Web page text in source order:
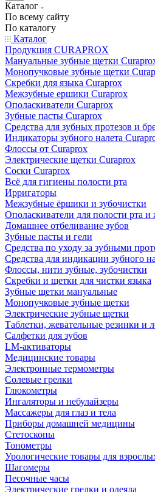
Каталог
По всему сайту
По каталогу
Каталог
Продукция CURAPROX
Мануальные зубные щетки
Монопучковые зубные щетки
Скребки для языка Curaprox
Межзубные ершики Curaprox
Ополаскиватели Curaprox
Зубные пасты Curaprox
Средства для зубных протезов и
Индикаторы зубного налета
Флоссы от Curaprox
Электрические щетки Curaprox
Соски Curaprox
Всё для гигиены полости рта
Ирригаторы
Межзубные ёршики и зубочистки
Ополаскиватели для полости рта и
Домашнее отбеливание зубов
Зубные пасты и гели
Средства по уходу за зубными
Средства для индикации зубного
Флоссы, нити зубные, зубочистки
Скребки и щетки для чистки языка
Зубные щетки мануальные
Монопучковые зубные щетки
Электрические зубные щетки
Таблетки, жевательные резинки и
Салфетки для зубов
LM-активаторы
Медицинские товары
Электронные термометры
Cолевые грелки
Глюкометры
Ингаляторы и небулайзеры
Массажеры для глаз и тела
Приборы домашней медицины
Стетоскопы
Тонометры
Урологические товары для
Шагомеры
Песочные часы
Электрические грелки и одеяла